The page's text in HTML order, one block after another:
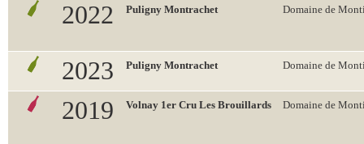
2022 Puligny Montrachet Domaine de
2023 Puligny Montrachet Domaine de
2019 Volnay 1er Cru Les Brouillards Domaine de